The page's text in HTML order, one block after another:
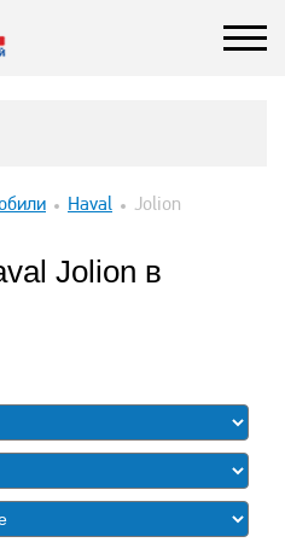
Haval Jolion
Jolion в